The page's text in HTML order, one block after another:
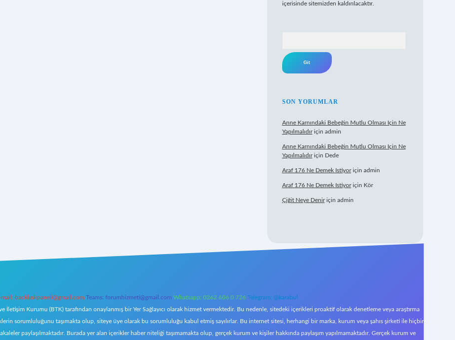
içerisinde sitemizden kaldırılacaktır.
SON YORUMLAR
Anne Karnındaki Bebeğin Mutlu Olması Için Ne
Yapılmalıdıriçin admin
Anne Karnındaki Bebeğin Mutlu Olması Için Ne
Yapılmalıdıriçin Dede
Araf 176 Ne Demek Istiyoriçin admin
Araf 176 Ne Demek Istiyoriçin Kör
Çiğit Neye Deniriçin admin
mail: backlinkpaneli@gmail.com Teams: forumhizmeti@gmail.com Whatsapp: 0262 606 0 726 Telegram: @karabul
İletişim Kurumu (BTK) tarafından onaylanmış bir Yer Sağlayıcı olarak hizmet vermektedir. Bu nedenle, sitedeki içerikleri proaktif olarak denetleme veya araştırma
sorumluluğunu taşımakta olup, siteye üye olarak bu sorumluluğu kabul etmiş sayılırlar. Bu internet sitesi, herhangi bir marka, kurum veya şahıs şirketi ile hiçbir
paylaşılmaktadır. Burada yer alan içerikler haber niteliği taşımamakta olup, gerçek kurum ve kişiler hakkında paylaşım yapılmamaktadır. Gerçek kurum ve